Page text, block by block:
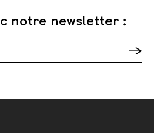
notre newsletter :